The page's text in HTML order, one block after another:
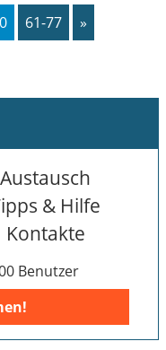
61-77 »
Austausch
& Hilfe
Kontakte
Benutzer